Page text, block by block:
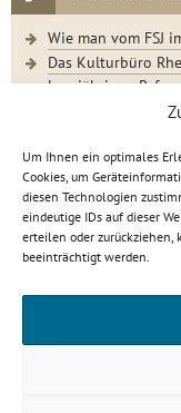
Um Ihnen ein optimales
Cookies, um
diesen Technologien
eindeutige IDs auf dieser
erteilen oder
beeinträchtigt werden.
Wie man vom FSJ
Das Kulturbüro
langjährigen
Der
Kulturbüro Rheinland-
Lahnstein